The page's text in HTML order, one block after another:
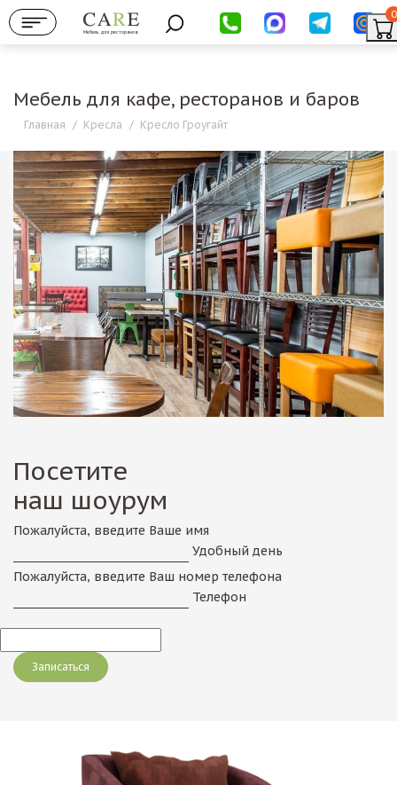
Мебель для ресторанов
0
Мебель для кафе, ресторанов и баров
Главная / Кресла / Кресло Гроугайт
Посетите
наш шоурум
Пожалуйста, введите Ваше имя
Удобный день
Пожалуйста, введите Ваш номер телефона
Телефон